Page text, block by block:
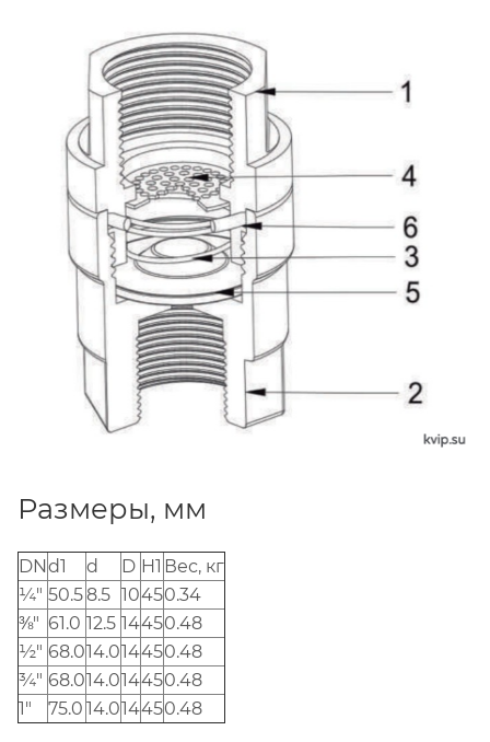
Размеры, мм
DNd1 d D H1 Вес, кг
¼" 50.58.5 10450.34
⅜" 61.0 12.5 14450.48
½" 68.014.014450.48
¾" 68.014.014450.48
1"
75.0 14.014450.48